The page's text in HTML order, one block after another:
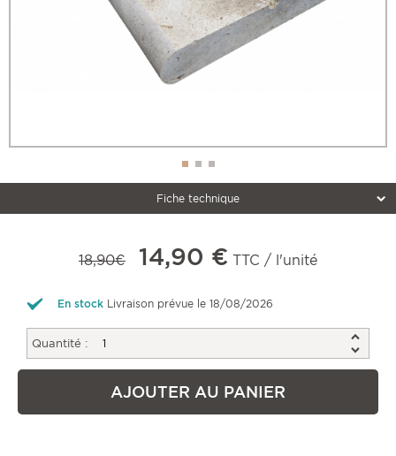
Fiche technique
18,90€ 14,90 € TTC / l'unité
En stock Livraison prévue le 18/08/2026
Quantité :
AJOUTER AU PANIER